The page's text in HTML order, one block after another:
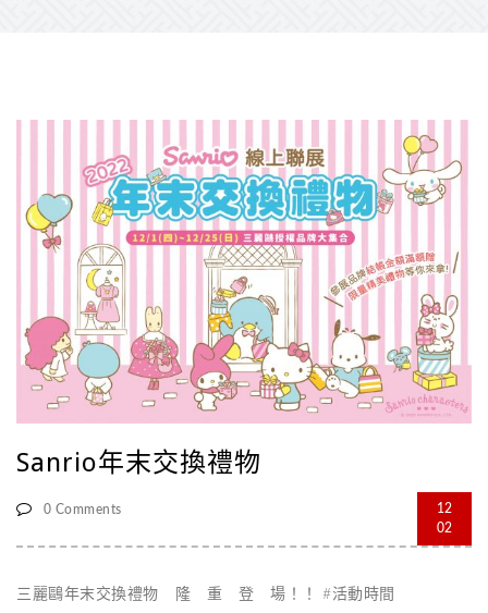
Sanrio年末交換禮物
0 Comments
12
02
三麗鷗年末交換禮物 隆 重 登 場！！ #活動時間